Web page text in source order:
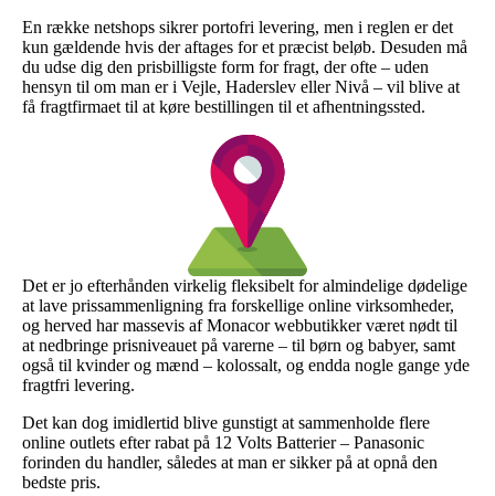
En række netshops sikrer portofri levering, men i reglen er det
kun gældende hvis der aftages for et præcist beløb. Desuden må
du udse dig den prisbilligste form for fragt, der ofte – uden
hensyn til om man er i Vejle, Haderslev eller Nivå – vil blive at
få fragtfirmaet til at køre bestillingen til et afhentningssted.
Det er jo efterhånden virkelig fleksibelt for almindelige dødelige
at lave prissammenligning fra forskellige online virksomheder,
og herved har massevis af Monacor webbutikker været nødt til
at nedbringe prisniveauet på varerne – til børn og babyer, samt
også til kvinder og mænd – kolossalt, og endda nogle gange yde
fragtfri levering.
Det kan dog imidlertid blive gunstigt at sammenholde flere
online outlets efter rabat på 12 Volts Batterier – Panasonic
forinden du handler, således at man er sikker på at opnå den
bedste pris.